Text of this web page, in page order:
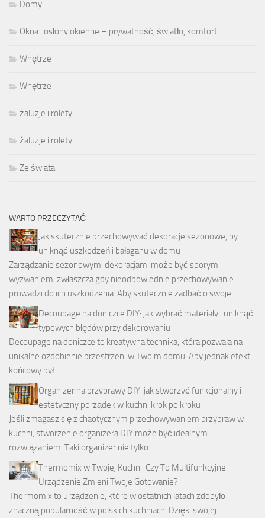
Domy
Okna i osłony okienne – prywatność, światło, komfort
Wnętrze
Wnętrze
żaluzje i rolety
żaluzje i rolety
Ze świata
WARTO PRZECZYTAĆ
Jak skutecznie przechowywać dekoracje sezonowe, by
uniknąć uszkodzeń i bałaganu w domu
Zarządzanie sezonowymi dekoracjami może być sporym
wyzwaniem, zwłaszcza gdy nieodpowiednie przechowywanie
prowadzi do ich uszkodzenia. Aby skutecznie zadbać o swoje …
Decoupage na doniczce DIY: jak wybrać materiały i uniknąć
typowych błędów przy dekorowaniu
Decoupage na doniczce to kreatywna technika, która pozwala na
unikalne ozdobienie przestrzeni w Twoim domu. Aby jednak efekt
końcowy był …
Organizer na przyprawy DIY: jak stworzyć funkcjonalny i
estetyczny porządek w kuchni krok po kroku
Jeśli zmagasz się z chaotycznym przechowywaniem przypraw w
kuchni, stworzenie organizera DIY może być idealnym
rozwiązaniem. Taki organizer nie tylko …
Thermomix w Twojej Kuchni: Czy To Multifunkcyjne
Urządzenie Zmieni Twoje Gotowanie?
Thermomix to urządzenie, które w ostatnich latach zdobyło
znaczną popularność w polskich kuchniach. Dzięki swojej